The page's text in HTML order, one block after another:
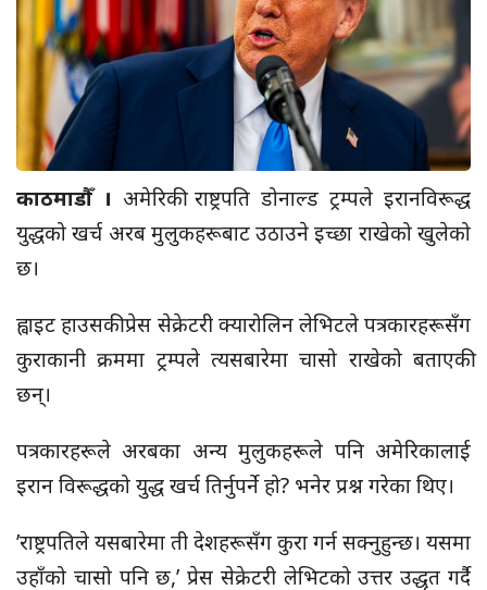
काठमाडौँ । अमेरिकी राष्ट्रपति डोनाल्ड ट्रम्पले इरानविरूद्ध
युद्धको खर्च अरब मुलुकहरूबाट उठाउने इच्छा राखेको खुलेको
छ।
ह्वाइट हाउसकी प्रेस सेक्रेटरी क्यारोलिन लेभिटले पत्रकारहरूसँग
कुराकानी क्रममा ट्रम्पले त्यसबारेमा चासो राखेको बताएकी
छन्।
पत्रकारहरूले अरबका अन्य मुलुकहरूले पनि अमेरिकालाई
इरान विरूद्धको युद्ध खर्च तिर्नुपर्ने हो? भनेर प्रश्न गरेका थिए।
’राष्ट्रपतिले यसबारेमा ती देशहरूसँग कुरा गर्न सक्नुहुन्छ। यसमा
उहाँको चासो पनि छ,’ प्रेस सेक्रेटरी लेभिटको उत्तर उद्धृत गर्दै